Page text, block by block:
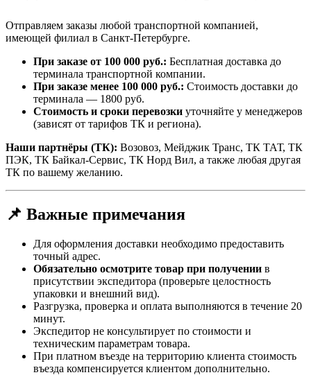
Отправляем заказы любой транспортной компанией,
имеющей филиал в Санкт-Петербурге.
При заказе от 100 000 руб.: Бесплатная доставка до
терминала транспортной компании.
При заказе менее 100 000 руб.: Стоимость доставки до
терминала — 1800 руб.
Стоимость и сроки перевозки уточняйте у менеджеров
(зависят от тарифов ТК и региона).
Наши партнёры (ТК): Возовоз, Мейджик Транс, ТК ТАТ, ТК
ПЭК, ТК Байкал-Сервис, ТК Норд Вил, а также любая другая
ТК по вашему желанию.
📌 Важные примечания
Для оформления доставки необходимо предоставить
точный адрес.
Обязательно осмотрите товар при получении в
присутствии экспедитора (проверьте целостность
упаковки и внешний вид).
Разгрузка, проверка и оплата выполняются в течение 20
минут.
Экспедитор не консультирует по стоимости и
техническим параметрам товара.
При платном въезде на территорию клиента стоимость
въезда компенсируется клиентом дополнительно.